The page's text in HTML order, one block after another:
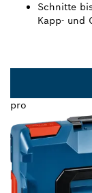
Schnitte
Kapp- und
pro